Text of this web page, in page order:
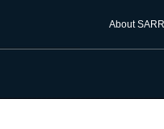
About SARR